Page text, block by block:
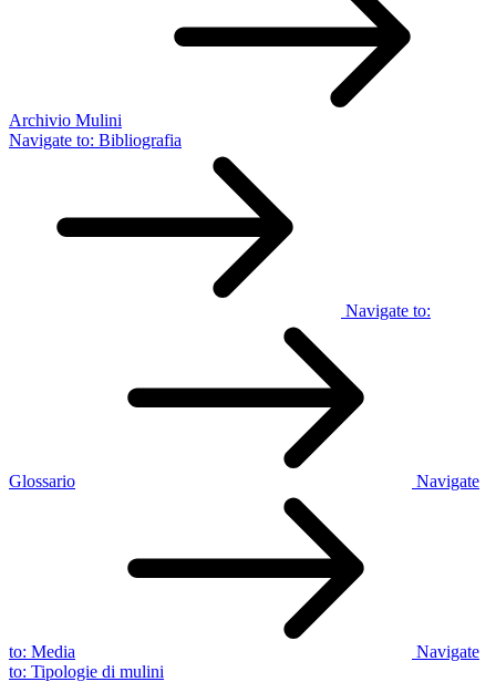
Archivio Mulini
Navigate to: Bibliografia
Navigate to:
Glossario Navigate
to: Media
Navigate
to: Tipologie di mulini